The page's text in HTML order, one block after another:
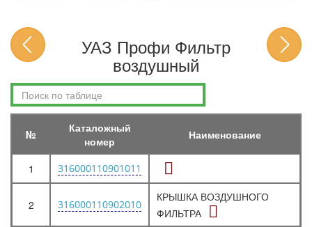
УАЗ Профи Фильтр
воздушный
№
Каталожный
номер
Наименование
1 316000110901011
2 316000110902010
КРЫШКА ВОЗДУШНОГО
ФИЛЬТРА